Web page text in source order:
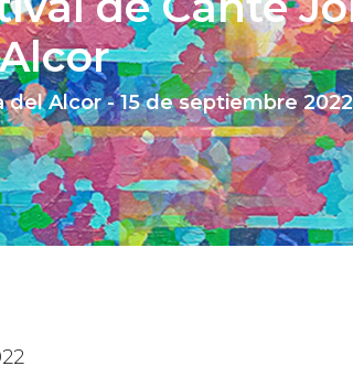
del Alcor - 15 de septiembre 2022